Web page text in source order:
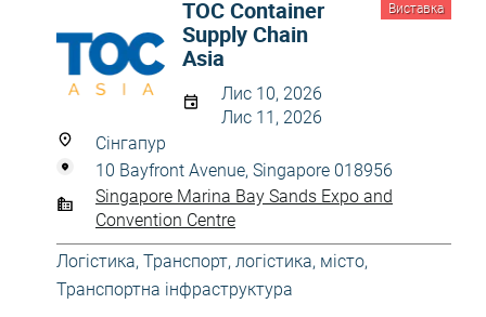
Виставка
TOC Container
Supply Chain
Asia
Лис 10, 2026
Лис 11, 2026
Сінгапур
10 Bayfront Avenue, Singapore 018956
Singapore Marina Bay Sands Expo and
Convention Centre
Логістика, Транспорт, логістика, місто,
Транспортна інфраструктура